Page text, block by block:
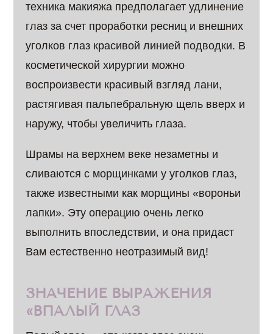
техника макияжа предполагает удлинение
глаз за счет проработки ресниц и внешних
уголков глаз красивой линией подводки. В
косметической хирургии можно
воспроизвести красивый взгляд лани,
растягивая пальпебральную щель вверх и
наружу, чтобы увеличить глаза.
Шрамы на верхнем веке незаметны и
сливаются с морщинками у уголков глаз,
также известными как морщины «вороньи
лапки». Эту операцию очень легко
выполнить впоследствии, и она придаст
Вам естественно неотразимый вид!
ЗНАЧЕНИЕ ВЫРАЖЕНИЯ
«ВПАЛЫЙ ГЛАЗ